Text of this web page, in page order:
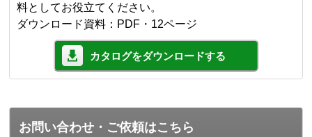
料としてお役立てください。
ダウンロード資料：PDF・12ページ
カタログをダウンロードする
お問い合わせ・ご依頼はこちら